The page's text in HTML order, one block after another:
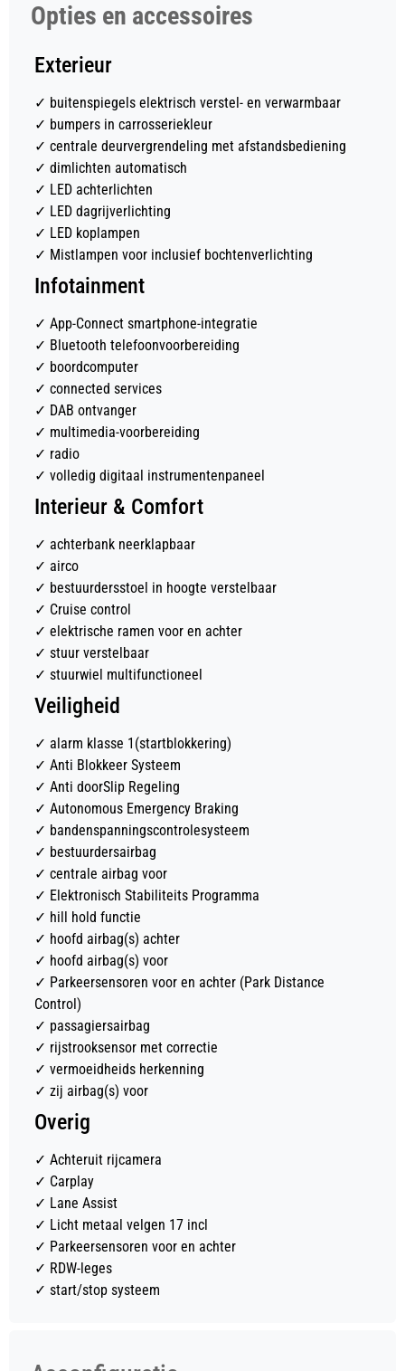
Opties en accessoires
Exterieur
✓ buitenspiegels elektrisch verstel- en verwarmbaar
✓ bumpers in carrosseriekleur
✓ centrale deurvergrendeling met afstandsbediening
✓ dimlichten automatisch
✓ LED achterlichten
✓ LED dagrijverlichting
✓ LED koplampen
✓ Mistlampen voor inclusief bochtenverlichting
Infotainment
✓ App-Connect smartphone-integratie
✓ Bluetooth telefoonvoorbereiding
✓ boordcomputer
✓ connected services
✓ DAB ontvanger
✓ multimedia-voorbereiding
✓ radio
✓ volledig digitaal instrumentenpaneel
Interieur & Comfort
✓ achterbank neerklapbaar
✓ airco
✓ bestuurdersstoel in hoogte verstelbaar
✓ Cruise control
✓ elektrische ramen voor en achter
✓ stuur verstelbaar
✓ stuurwiel multifunctioneel
Veiligheid
✓ alarm klasse 1(startblokkering)
✓ Anti Blokkeer Systeem
✓ Anti doorSlip Regeling
✓ Autonomous Emergency Braking
✓ bandenspanningscontrolesysteem
✓ bestuurdersairbag
✓ centrale airbag voor
✓ Elektronisch Stabiliteits Programma
✓ hill hold functie
✓ hoofd airbag(s) achter
✓ hoofd airbag(s) voor
✓ Parkeersensoren voor en achter (Park Distance
Control)
✓ passagiersairbag
✓ rijstrooksensor met correctie
✓ vermoeidheids herkenning
✓ zij airbag(s) voor
Overig
✓ Achteruit rijcamera
✓ Carplay
✓ Lane Assist
✓ Licht metaal velgen 17 incl
✓ Parkeersensoren voor en achter
✓ RDW-leges
✓ start/stop systeem